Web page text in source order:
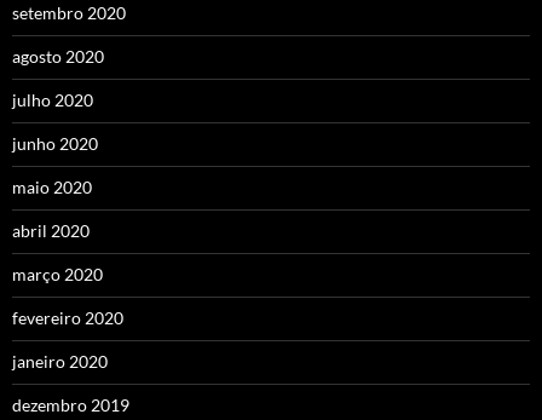
setembro 2020
agosto 2020
julho 2020
junho 2020
maio 2020
abril 2020
março 2020
fevereiro 2020
janeiro 2020
dezembro 2019